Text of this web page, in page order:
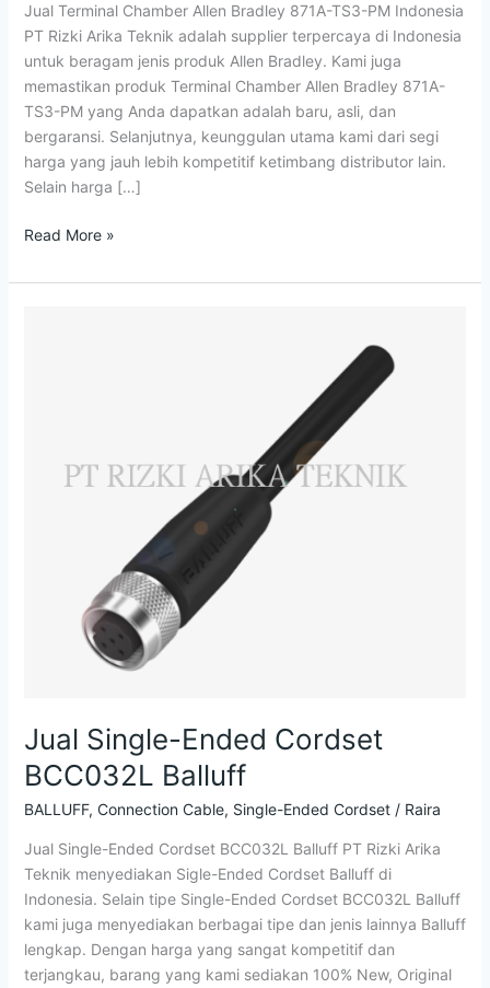
Jual Terminal Chamber Allen Bradley 871A-TS3-PM Indonesia
PT Rizki Arika Teknik adalah supplier terpercaya di Indonesia
untuk beragam jenis produk Allen Bradley. Kami juga
memastikan produk Terminal Chamber Allen Bradley 871A-
TS3-PM yang Anda dapatkan adalah baru, asli, dan
bergaransi. Selanjutnya, keunggulan utama kami dari segi
harga yang jauh lebih kompetitif ketimbang distributor lain.
Selain harga […]
871A-
TS3-
PM
Indonesia
Read More »
Jual Single-Ended Cordset
BCC032L Balluff
BALLUFF, Connection Cable, Single-Ended Cordset/ Raira
Jual Single-Ended Cordset BCC032L Balluff PT Rizki Arika
Teknik menyediakan Sigle-Ended Cordset Balluff di
Indonesia. Selain tipe Single-Ended Cordset BCC032L Balluff
kami juga menyediakan berbagai tipe dan jenis lainnya Balluff
lengkap. Dengan harga yang sangat kompetitif dan
terjangkau, barang yang kami sediakan 100% New, Original